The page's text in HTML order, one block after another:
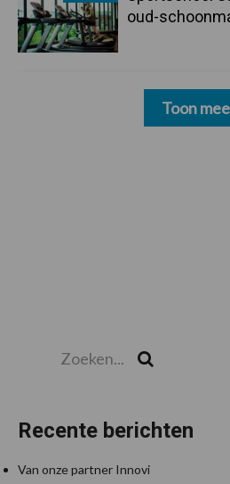
oud-
Toon
Recente berichten
Van onze partner Innovi